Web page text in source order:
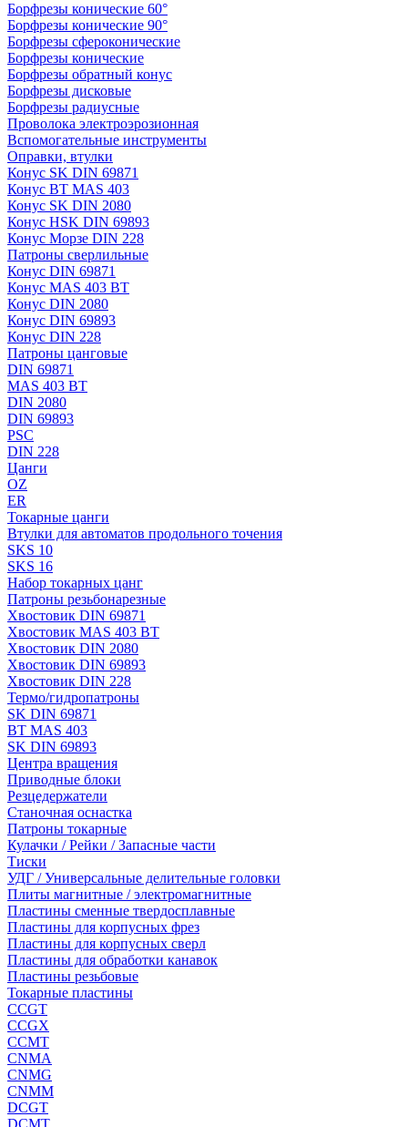
Борфрезы конические 60°
Борфрезы конические 90°
Борфрезы сфероконические
Борфрезы конические
Борфрезы обратный конус
Борфрезы дисковые
Борфрезы радиусные
Проволока электроэрозионная
Вспомогательные инструменты
Оправки, втулки
Конус SK DIN 69871
Конус BT MAS 403
Конус SK DIN 2080
Конус HSK DIN 69893
Конус Морзе DIN 228
Патроны сверлильные
Конус DIN 69871
Конус MAS 403 BT
Конус DIN 2080
Конус DIN 69893
Конус DIN 228
Патроны цанговые
DIN 69871
MAS 403 BT
DIN 2080
DIN 69893
PSC
DIN 228
Цанги
OZ
ER
Токарные цанги
Втулки для автоматов продольного точения
SKS 10
SKS 16
Набор токарных цанг
Патроны резьбонарезные
Хвостовик DIN 69871
Хвостовик MAS 403 BT
Хвостовик DIN 2080
Хвостовик DIN 69893
Хвостовик DIN 228
Термо/гидропатроны
SK DIN 69871
BT MAS 403
SK DIN 69893
Центра вращения
Приводные блоки
Резцедержатели
Станочная оснастка
Патроны токарные
Кулачки / Рейки / Запасные части
Тиски
УДГ / Универсальные делительные головки
Плиты магнитные / электромагнитные
Пластины сменные твердосплавные
Пластины для корпусных фрез
Пластины для корпусных сверл
Пластины для обработки канавок
Пластины резьбовые
Токарные пластины
CCGT
CCGX
CCMT
CNMA
CNMG
CNMM
DCGT
DCMT